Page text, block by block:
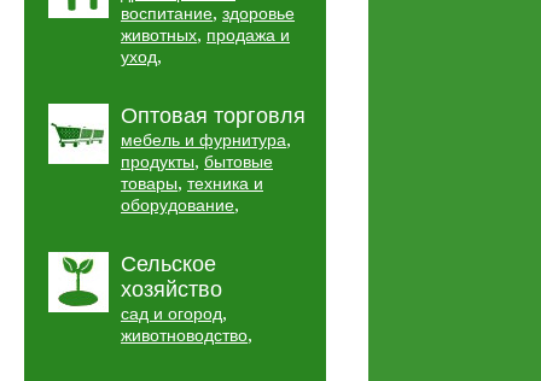
воспитание, здоровье
животных, продажа и
уход,
Оптовая торговля
мебель и фурнитура,
продукты, бытовые
товары, техника и
оборудование,
Сельское
хозяйство
сад и огород,
животноводство,